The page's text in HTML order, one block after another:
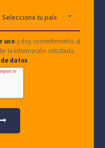
uso y doy consentimiento al
la información solicitada.
datos